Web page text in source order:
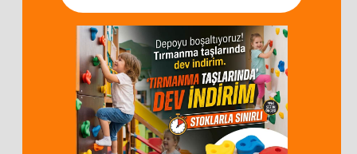
Satış Sözleşmesi SSS Bize Ulaşın